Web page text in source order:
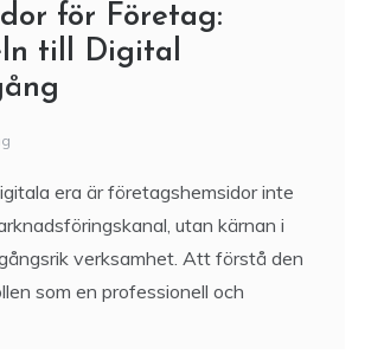
för Företag:
till Digital
era är företagshemsidor inte
utan kärnan i
verksamhet. Att förstå den
som en professionell och